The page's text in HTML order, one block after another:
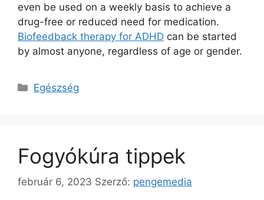
even be used on a weekly basis to achieve a
drug-free or reduced need for medication.
Biofeedback therapy for ADHD can be started
by almost anyone, regardless of age or gender.
Kategória
Egészség
Fogyókúra tippek
február 6, 2023 Szerző: pengemedia